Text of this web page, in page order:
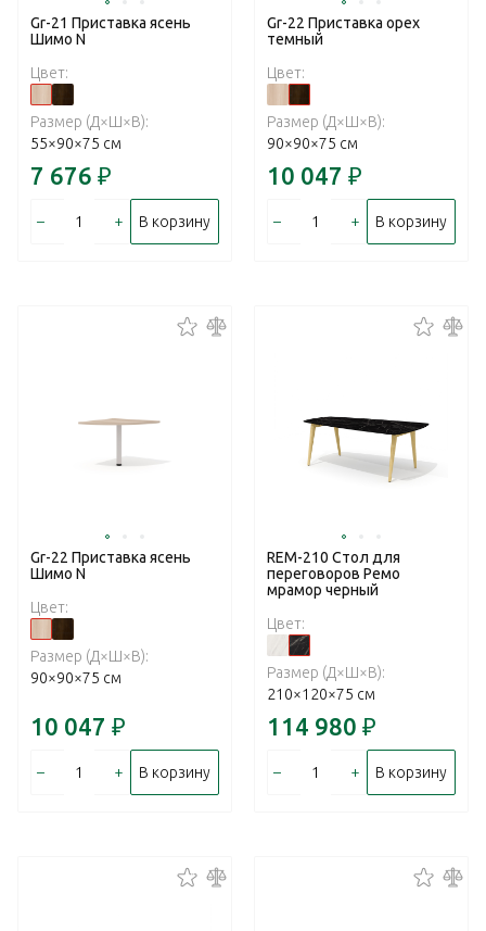
Gr-21 Приставка ясень
Шимо N
Цвет:
Размер (Д×Ш×В):
55×90×75 см
7 676 ₽
– + В корзину
Gr-22 Приставка орех
темный
Цвет:
Размер (Д×Ш×В):
90×90×75 см
10 047 ₽
– + В корзину
Gr-22 Приставка ясень
Шимо N
Цвет:
Размер (Д×Ш×В):
90×90×75 см
10 047 ₽
– + В корзину
REM-210 Стол для
переговоров Ремо
мрамор черный
Цвет:
Размер (Д×Ш×В):
210×120×75 см
114 980 ₽
– + В корзину